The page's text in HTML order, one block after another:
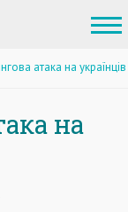
атака на
на